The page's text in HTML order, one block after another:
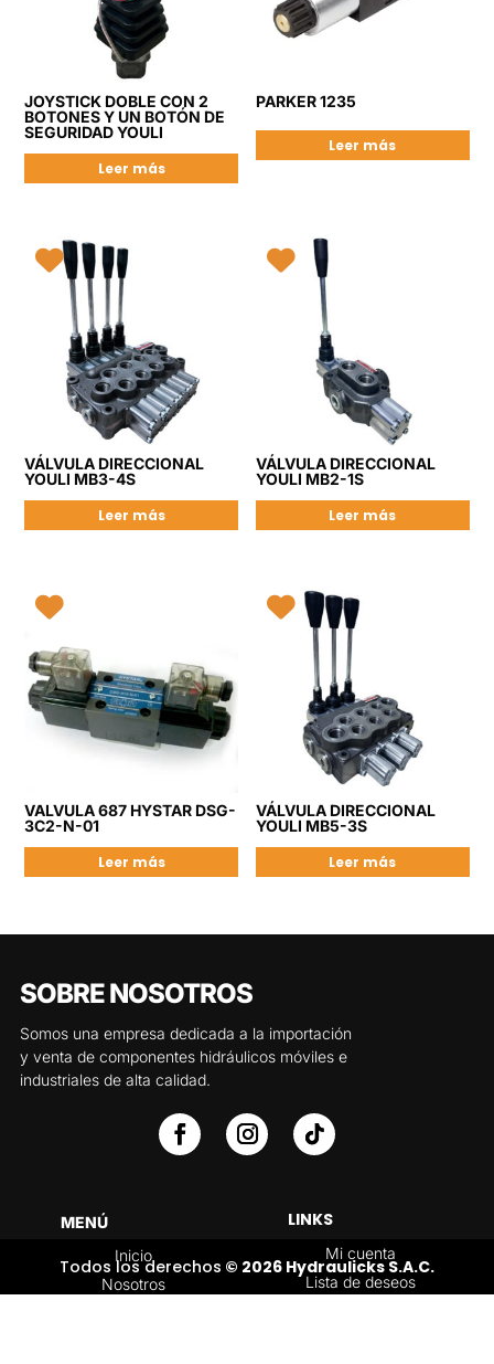
JOYSTICK DOBLE CON 2
BOTONES Y UN BOTÓN DE
SEGURIDAD YOULI
Leer más
PARKER 1235
Leer más
VÁLVULA DIRECCIONAL
YOULI MB3-4S
Leer más
VÁLVULA DIRECCIONAL
YOULI MB2-1S
Leer más
VALVULA 687 HYSTAR DSG-
3C2-N-01
Leer más
VÁLVULA DIRECCIONAL
YOULI MB5-3S
Leer más
SOBRE NOSOTROS
Somos una empresa dedicada a la importación
y venta de componentes hidráulicos móviles e
industriales de alta calidad.
MENÚ
Inicio
Nosotros
LINKS
Mi cuenta
Lista de deseos
Todos los derechos © 2026 Hydraulicks S.A.C.